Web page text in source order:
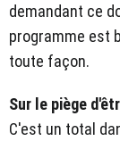
demandant ce
programme est
toute façon.
Sur le piège
C'est un total